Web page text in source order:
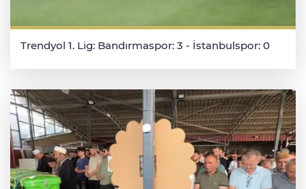
Trendyol 1. Lig: Bandırmaspor: 3 - İstanbulspor: 0